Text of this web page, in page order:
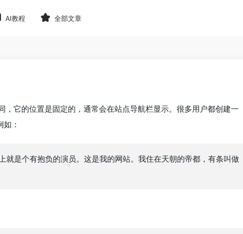
AI教程 全部文章
，它的位置是固定的，通常会在站点导航栏显示。很多用户都创建一
：
就是个有抱负的演员。这是我的网站。我住在天朝的帝都，有条叫做